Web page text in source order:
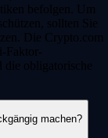
befolgen. Um
sollten Sie
Die Crypto.com
Faktor-
die obligatorische
machen?